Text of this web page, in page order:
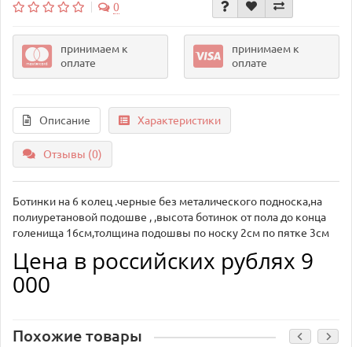
0
принимаем к
оплате
принимаем к
оплате
Описание Характеристики
Отзывы (0)
Ботинки на 6 колец .черные без металического подноска,на
полиуретановой подошве , ,высота ботинок от пола до конца
голенища 16см,толщина подошвы по носку 2см по пятке 3см
Цена в российских рублях 9
000
Похожие товары